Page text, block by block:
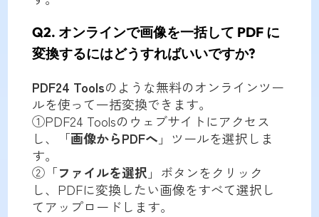
Q2. オンラインで画像を一括して PDF に
変換するにはどうすればいいですか?
PDF24 Toolsのような無料のオンラインツー
ルを使って一括変換できます。
①PDF24 Toolsのウェブサイトにアクセス
し、「画像からPDFへ 」ツールを選択しま
す。
②「ファイルを選択 」ボタンをクリック
し、PDFに変換したい画像をすべて選択し
てアップロードします。